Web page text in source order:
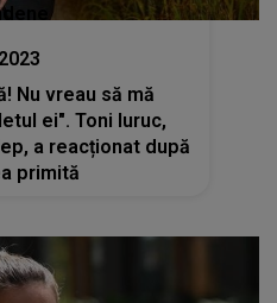
Nu vreau să mă
ei". Toni Iuruc,
a reacționat după
primită